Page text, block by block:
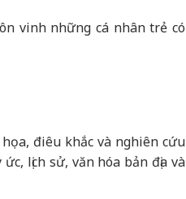
vinh những cá nhân trẻ có
điêu khắc và nghiên cứu
lịch sử, văn hóa bản địa và